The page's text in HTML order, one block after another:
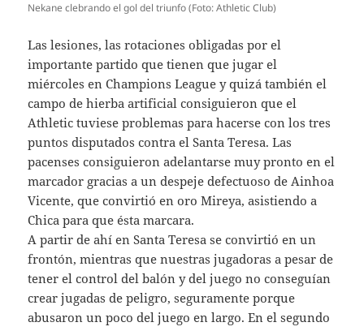
Nekane clebrando el gol del triunfo (Foto: Athletic Club)
Las lesiones, las rotaciones obligadas por el
importante partido que tienen que jugar el
miércoles en Champions League y quizá también el
campo de hierba artificial consiguieron que el
Athletic tuviese problemas para hacerse con los tres
puntos disputados contra el Santa Teresa. Las
pacenses consiguieron adelantarse muy pronto en el
marcador gracias a un despeje defectuoso de Ainhoa
Vicente, que convirtió en oro Mireya, asistiendo a
Chica para que ésta marcara.
A partir de ahí en Santa Teresa se convirtió en un
frontón, mientras que nuestras jugadoras a pesar de
tener el control del balón y del juego no conseguían
crear jugadas de peligro, seguramente porque
abusaron un poco del juego en largo. En el segundo